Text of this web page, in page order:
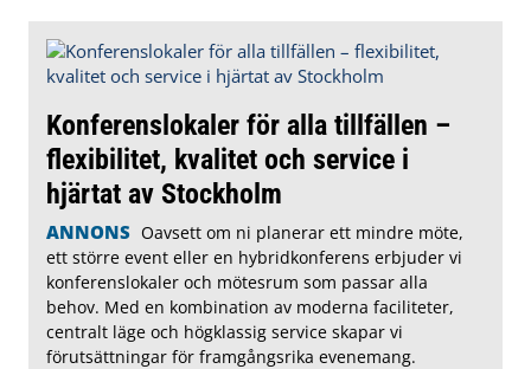
Konferenslokaler för alla tillfällen –
flexibilitet, kvalitet och service i
hjärtat av Stockholm
ANNONS Oavsett om ni planerar ett mindre möte,
ett större event eller en hybridkonferens erbjuder vi
konferenslokaler och mötesrum som passar alla
behov. Med en kombination av moderna faciliteter,
centralt läge och högklassig service skapar vi
förutsättningar för framgångsrika evenemang.